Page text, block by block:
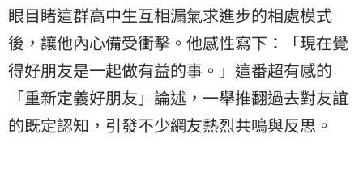
眼目睹這群高中生互相漏氣求進步的相處模式
後，讓他內心備受衝擊。他感性寫下：「現在覺
得好朋友是一起做有益的事。」這番超有感的
「重新定義好朋友」論述，一舉推翻過去對友誼
的既定認知，引發不少網友熱烈共鳴與反思。